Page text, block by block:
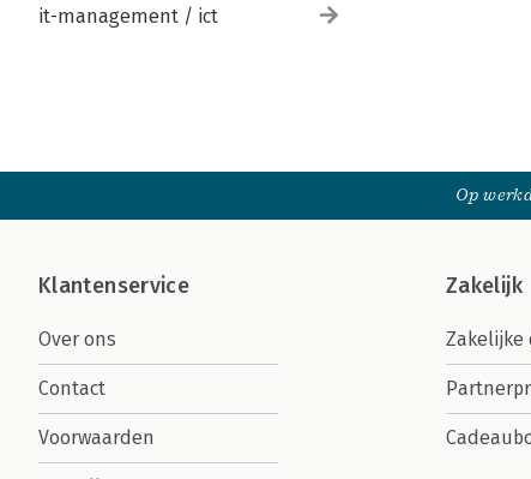
it-management / ict
Op
Klantenservice
Over ons
Contact
Voorwaarden
Zakelijk
Zakelijke